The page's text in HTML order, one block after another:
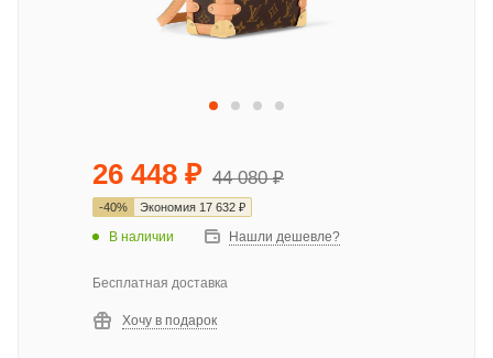
26 448 ₽ 44 080₽
-40% Экономия 17 632 ₽
В наличии Нашли дешевле?
Бесплатная доставка
Хочу в подарок